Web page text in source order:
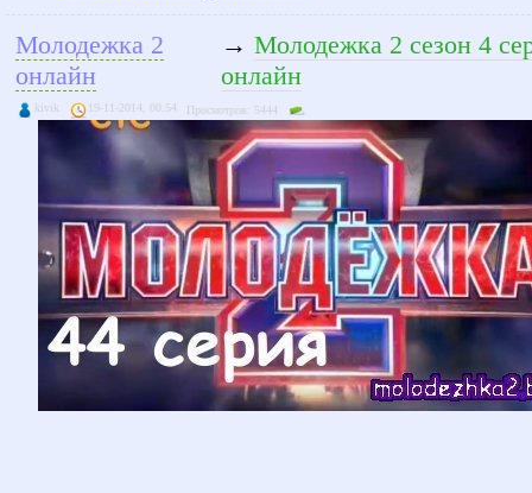
Молодежка 2
онлайн
→ Молодежка 2 сезон 4
онлайн
kivik 19-11-2014, 00:54 Просмотров: 5444